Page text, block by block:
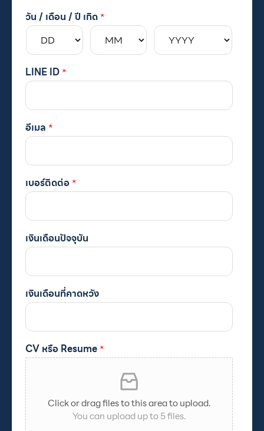
วัน / เดือน / ปี เกิด *
LINE ID *
อีเมล *
เบอร์ติดต่อ *
เงินเดือนปัจจุบัน
เงินเดือนที่คาดหวัง
CV หรือ Resume *
Click or drag files to this area to upload.
You can upload up to 5 files.